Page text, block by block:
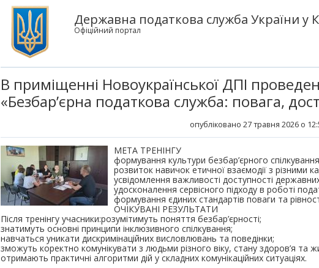
Державна податкова служба України у
Офіційний портал
В приміщенні Новоукраїнської ДПІ
«Безбар’єрна податкова служба: повага,
опубліковано 27 травня 2026 о
МЕТА ТРЕНІНГУ
формування культури безбар’єрного
розвиток навичок етичної взаємодії з різними
усвідомлення важливості доступності
удосконалення сервісного підходу в роботі
формування єдиних стандартів поваги та
ОЧІКУВАНІ РЕЗУЛЬТАТИ
Після тренінгу учасники:розумітимуть поняття безбар’єрності;
знатимуть основні принципи інклюзивного спілкування;
навчаться уникати дискримінаційних висловлювань та поведінки;
зможуть коректно комунікувати з людьми різного віку, стану здоров’я та
отримають практичні алгоритми дій у складних комунікаційних ситуаціях.